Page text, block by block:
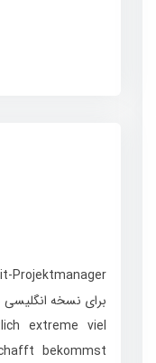
extreme viel